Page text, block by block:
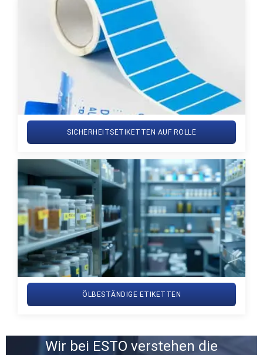
SICHERHEITSETIKETTEN AUF ROLLE
ÖLBESTÄNDIGE ETIKETTEN
Wir bei ESTO verstehen die